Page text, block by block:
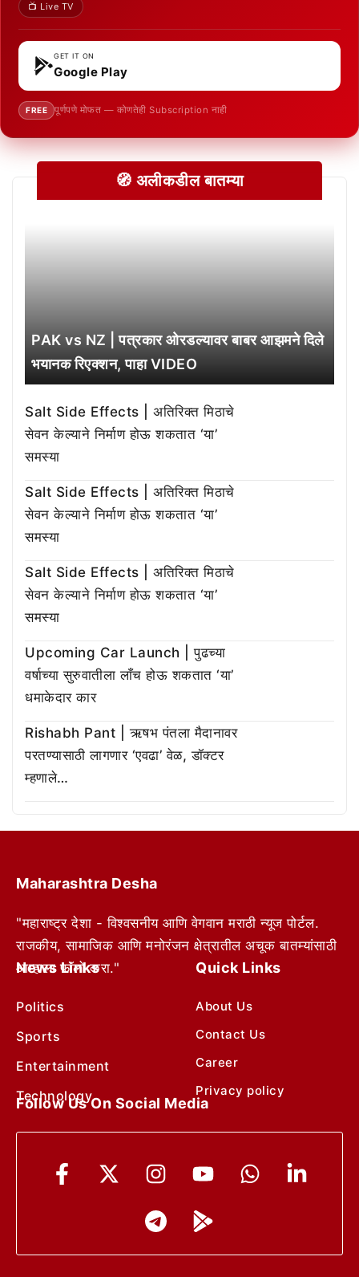
📺 Live TV
GET IT ON
Google Play
FREE पूर्णपणे मोफत — कोणतेही Subscription नाही
🧭 अलीकडील बातम्या
PAK vs NZ | पत्रकार ओरडल्यावर बाबर आझमने दिले
भयानक रिएक्शन, पाहा VIDEO
Salt Side Effects | अतिरिक्त मिठाचे
सेवन केल्याने निर्माण होऊ शकतात ‘या’
समस्या
Salt Side Effects | अतिरिक्त मिठाचे
सेवन केल्याने निर्माण होऊ शकतात ‘या’
समस्या
Salt Side Effects | अतिरिक्त मिठाचे
सेवन केल्याने निर्माण होऊ शकतात ‘या’
समस्या
Upcoming Car Launch | पुढच्या
वर्षाच्या सुरुवातीला लाँच होऊ शकतात ‘या’
धमाकेदार कार
Rishabh Pant | ऋषभ पंतला मैदानावर
परतण्यासाठी लागणार ‘एवढा’ वेळ, डॉक्टर
म्हणाले…
Maharashtra Desha
"महाराष्ट्र देशा - विश्वसनीय आणि वेगवान मराठी न्यूज पोर्टल.
राजकीय, सामाजिक आणि मनोरंजन क्षेत्रातील अचूक बातम्यांसाठी
आम्हाला फॉलो करा."
News Links
Politics
Sports
Entertainment
Technology
Quick Links
About Us
Contact Us
Career
Privacy policy
Follow Us On Social Media